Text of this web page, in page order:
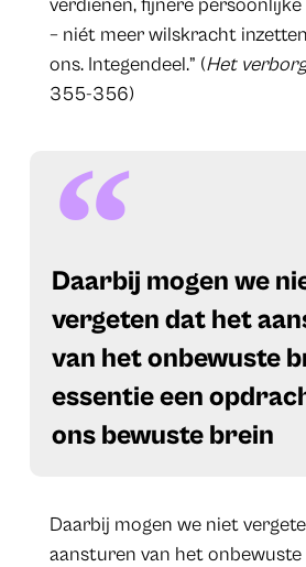
– niét meer wilskracht
ons. Integendeel.” (Het
355-356)
​Daarbij mogen we
vergeten dat het
van het onbewuste
essentie een
ons bewuste brein
Daarbij mogen we niet
aansturen van het onbewuste